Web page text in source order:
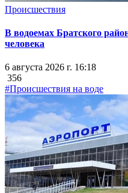
Происшествия
В водоемах Братского
человека
6 августа 2026 г. 16:18
356
#Происшествия на воде